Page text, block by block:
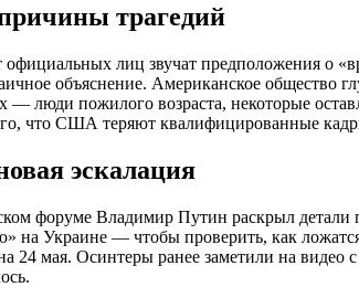
трагедий
официальных лиц звучат предположения о
объяснение. Американское общество
— люди пожилого возраста, некоторые
что США теряют квалифицированные
эскалация
форуме Владимир Путин раскрыл
на Украине — чтобы проверить, как
мая. Осинтеры ранее заметили на видео